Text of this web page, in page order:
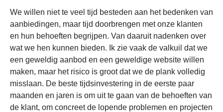
We willen niet te veel tijd besteden aan het bedenken van
aanbiedingen, maar tijd doorbrengen met onze klanten
en hun behoeften begrijpen. Van daaruit nadenken over
wat we hen kunnen bieden. Ik zie vaak de valkuil dat we
een geweldig aanbod en een geweldige website willen
maken, maar het risico is groot dat we de plank volledig
misslaan. De beste tijdsinvestering in de eerste paar
maanden en jaren is om uit te gaan van de behoeften van
de klant, om concreet de lopende problemen en projecten